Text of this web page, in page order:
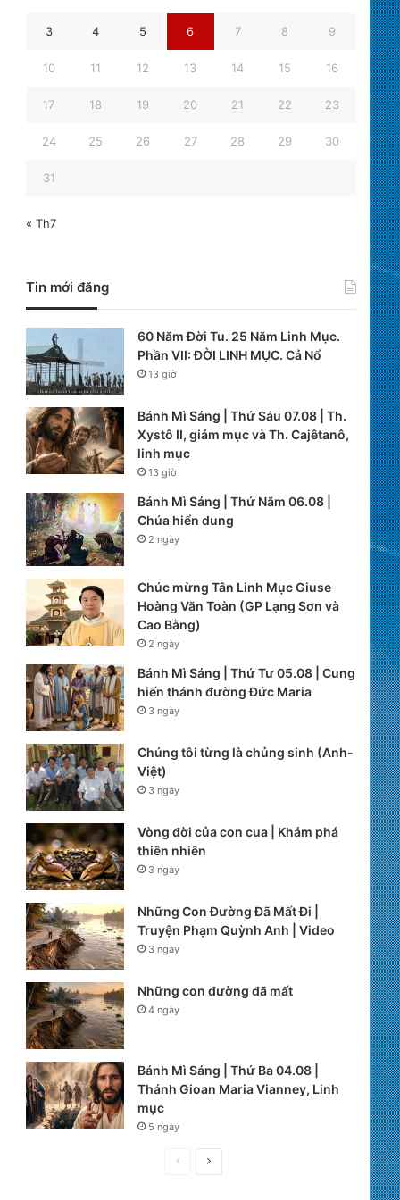
3 4 5 6 7 8 9
10 11 12 13 14 15 16
17 18 19 20 21 22 23
24 25 26 27 28 29 30
31
« Th7
Tin mới đăng
60 Năm Đời Tu. 25 Năm Linh Mục.
Phần VII: ĐỜI LINH MỤC. Cả Nổ
13 giờ
Bánh Mì Sáng | Thứ Sáu 07.08 | Th.
Xystô II, giám mục và Th. Cajêtanô,
linh mục
13 giờ
Bánh Mì Sáng | Thứ Năm 06.08 |
Chúa hiển dung
2 ngày
Chúc mừng Tân Linh Mục Giuse
Hoàng Văn Toàn (GP Lạng Sơn và
Cao Bằng)
2 ngày
Bánh Mì Sáng | Thứ Tư 05.08 | Cung
hiến thánh đường Đức Maria
3 ngày
Chúng tôi từng là chủng sinh (Anh-
Việt)
3 ngày
Vòng đời của con cua | Khám phá
thiên nhiên
3 ngày
Những Con Đường Đã Mất Đi |
Truyện Phạm Quỳnh Anh | Video
3 ngày
Những con đường đã mất
4 ngày
Bánh Mì Sáng | Thứ Ba 04.08 |
Thánh Gioan Maria Vianney, Linh
mục
5 ngày